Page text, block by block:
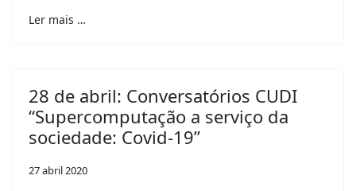
Ler mais …
28 de abril: Conversatórios CUDI
“Supercomputação a serviço da
sociedade: Covid-19”
27 abril 2020